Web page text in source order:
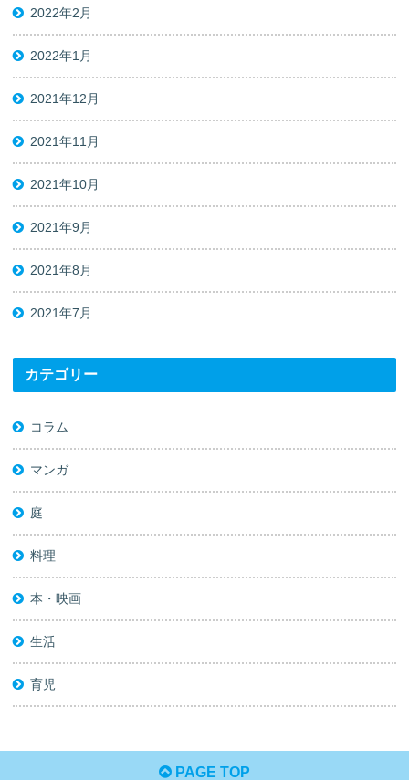
2022年2月
2022年1月
2021年12月
2021年11月
2021年10月
2021年9月
2021年8月
2021年7月
カテゴリー
コラム
マンガ
庭
料理
本・映画
生活
育児
PAGE TOP